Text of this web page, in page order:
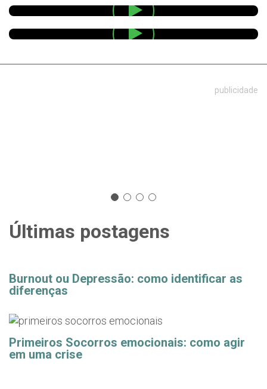
publicidade
Últimas postagens
Burnout ou Depressão: como identificar as
diferenças
Primeiros Socorros emocionais: como agir
em uma crise